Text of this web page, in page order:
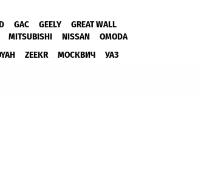
GAC GEELY
GREAT WALL
MITSUBISHI NISSAN
OMODA
ZEEKR МОСКВИЧ УАЗ